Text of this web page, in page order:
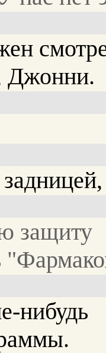
Джонни.
защиту
нибудь